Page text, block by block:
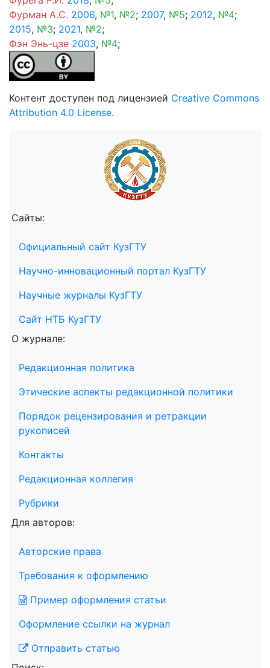
Фурман А.С. 2006, №1, №2; 2007, №5; 2012, №4;
2015, №3; 2021, №2;
Фэн Энь-цзе 2003, №4;
Контент доступен под лицензией Creative Commons
Attribution 4.0 License.
Сайты:
Официальный сайт КузГТУ
Научно-инновационный портал КузГТУ
Научные журналы КузГТУ
Сайт НТБ КузГТУ
О журнале:
Редакционная политика
Этические аспекты редакционной политики
Порядок рецензирования и ретракции
рукописей
Контакты
Редакционная коллегия
Рубрики
Для авторов:
Авторские права
Требования к оформлению
Пример оформления статьи
Оформление ссылки на журнал
Отправить статью